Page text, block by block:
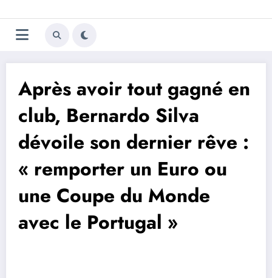
au
contenu
Trivela
L'actualité du football
Après avoir tout gagné en
club, Bernardo Silva
dévoile son dernier rêve :
« remporter un Euro ou
une Coupe du Monde
avec le Portugal »